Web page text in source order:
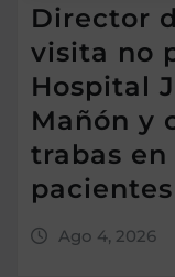
Director
visita no
Hospital
Mañón y
trabas
pacientes
Ago 4, 2026